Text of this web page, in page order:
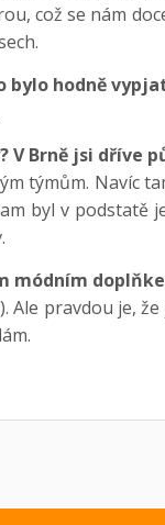
což se nám
bylo hodně
V Brně jsi dříve
týmům. Navíc
byl v podstatě
módním
Ale pravdou je,